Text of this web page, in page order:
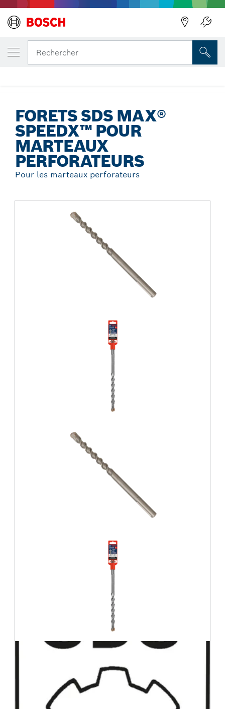
Rechercher
FORETS SDS MAX®
SPEEDX™ POUR
MARTEAUX
PERFORATEURS
Pour les marteaux perforateurs
VOTRE VARIANTE SÉLECTIONNÉE
Forets SDS max® SpeedX™ pour
marteaux perforateurs